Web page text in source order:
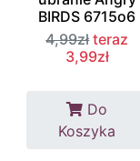
BIRDS 6715o6
4,99zł teraz
3,99zł
Do
Koszyka